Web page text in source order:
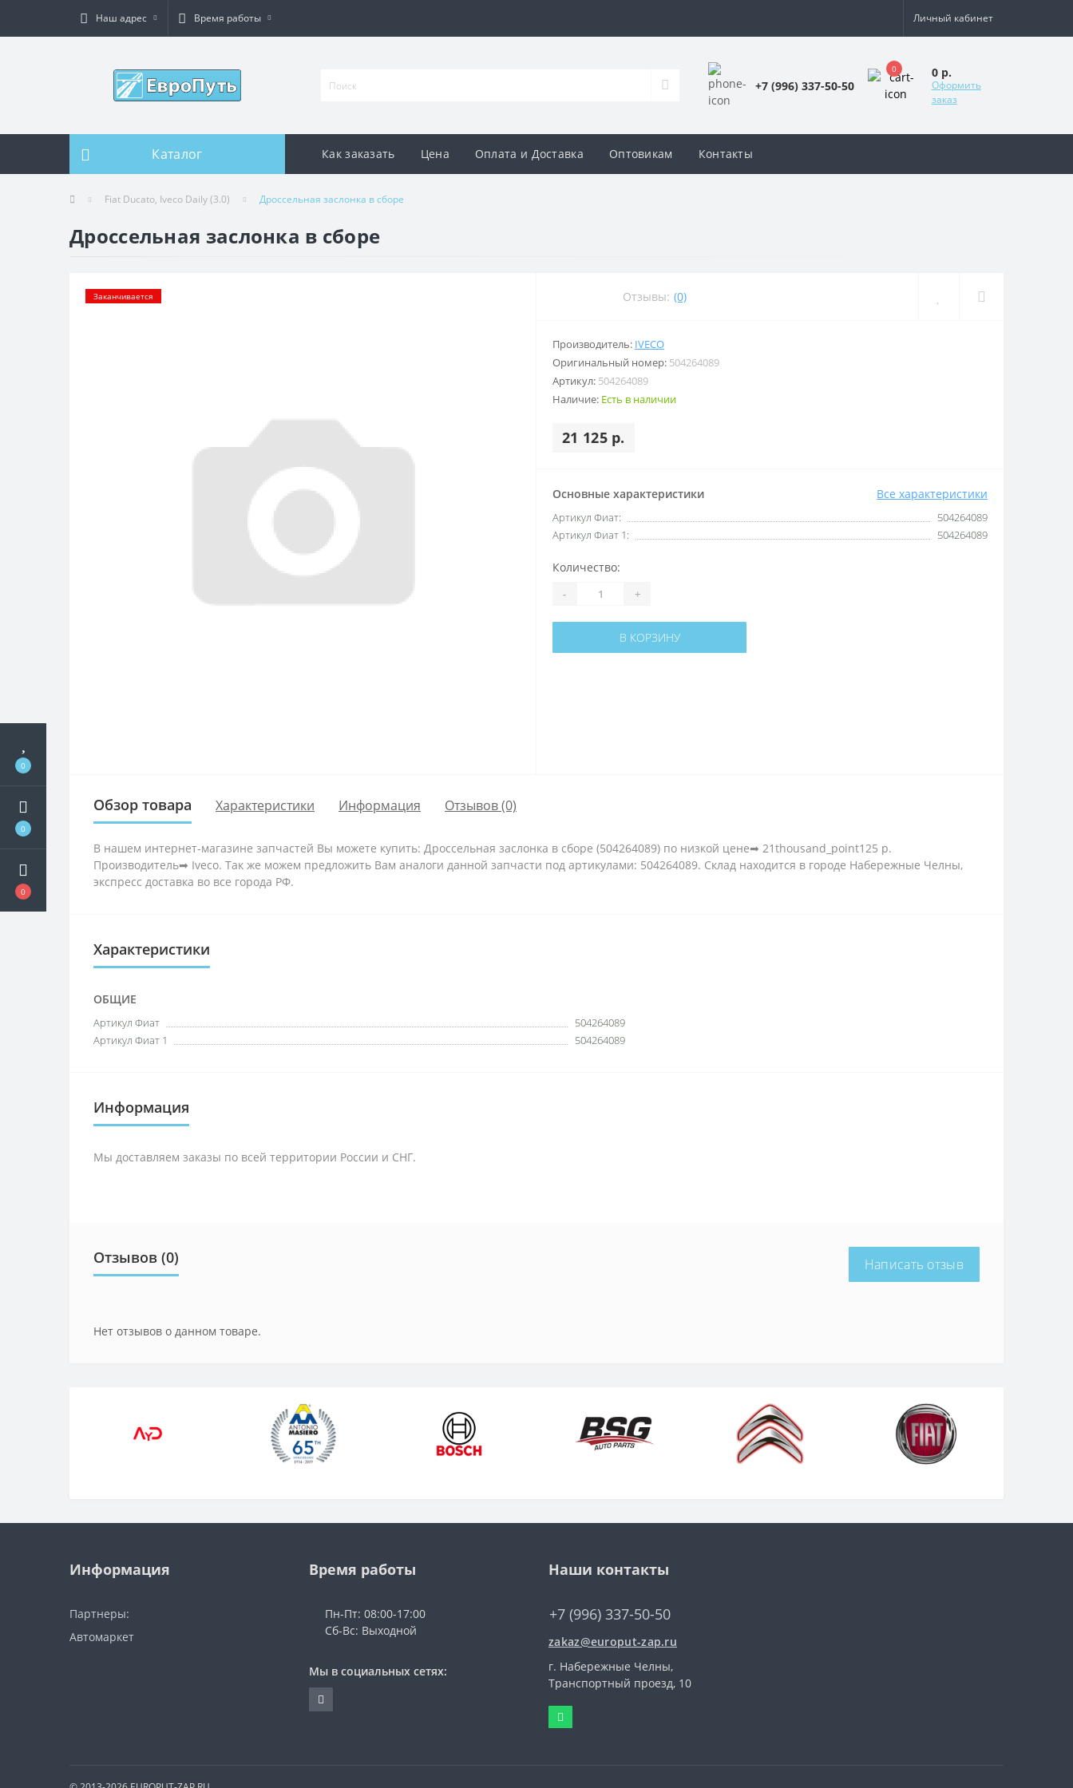
0
0
0
Наш адрес Время работы Личный кабинет
+7 (996) 337-50-50
0 0 р.
Оформить
заказ
Каталог Как заказать Цена Оплата и Доставка Оптовикам Контакты
Fiat Ducato, Iveco Daily (3.0) Дроссельная заслонка в сборе
Дроссельная заслонка в сборе
Заканчивается Отзывы: (0)
Производитель: IVECO
Оригинальный номер: 504264089
Артикул: 504264089
Наличие: Есть в наличии
21 125 р.
Основные характеристики Все характеристики
Артикул Фиат:
504264089
Артикул Фиат 1:
504264089
Количество:
- +
В КОРЗИНУ
Обзор товара Характеристики Информация Отзывов (0)
В нашем интернет-магазине запчастей Вы можете купить: Дроссельная заслонка в сборе (504264089) по низкой цене➡ 21thousand_point125 р.
Производитель➡ Iveco. Так же можем предложить Вам аналоги данной запчасти под артикулами: 504264089. Склад находится в городе Набережные Челны,
экспресс доставка во все города РФ.
Характеристики
ОБЩИЕ
Артикул Фиат
504264089
Артикул Фиат 1
504264089
Информация
Мы доставляем заказы по всей территории России и СНГ.
Отзывов (0) Написать отзыв
Нет отзывов о данном товаре.
Информация
Партнеры:
Автомаркет
Время работы
Пн-Пт: 08:00-17:00
Сб-Вс: Выходной
Мы в социальных сетях:
Наши контакты
+7 (996) 337-50-50
zakaz@europut-zap.ru
г. Набережные Челны,
Транспортный проезд, 10